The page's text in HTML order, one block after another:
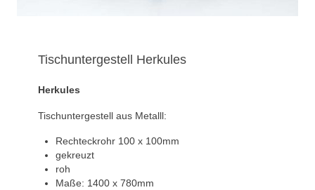
Tischuntergestell Herkules
Herkules
Tischuntergestell aus Metalll:
Rechteckrohr 100 x 100mm
gekreuzt
roh
Maße: 1400 x 780mm